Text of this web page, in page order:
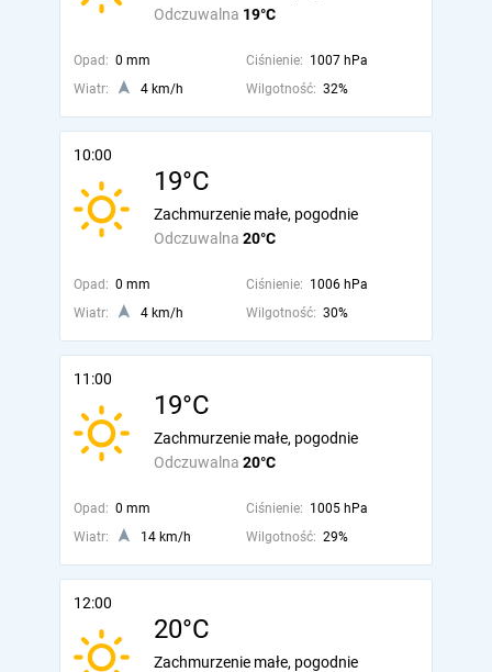
Odczuwalna 19°C
Opad: 0 mm Ciśnienie: 1007 hPa
Wiatr:
4 km/h Wilgotność: 32%
10:00
19°C
Odczuwalna 20°C
Zachmurzenie małe, pogodnie
Opad: 0 mm Ciśnienie: 1006 hPa
Wiatr:
4 km/h Wilgotność: 30%
11:00
19°C
Odczuwalna 20°C
Zachmurzenie małe, pogodnie
Opad: 0 mm Ciśnienie: 1005 hPa
Wiatr:
14 km/h Wilgotność: 29%
12:00
20°C
Zachmurzenie małe, pogodnie